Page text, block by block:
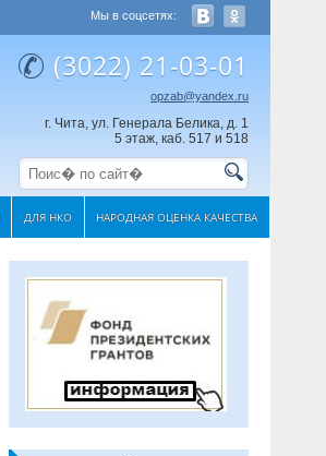
Мы в соцсетях:
(3022) 21-03-01
opzab@yandex.ru
г. Чита, ул. Генерала Белика, д. 1
5 этаж, каб. 517 и 518
ДЛЯ НКО НАРОДНАЯ ОЦЕНКА КАЧЕСТВА